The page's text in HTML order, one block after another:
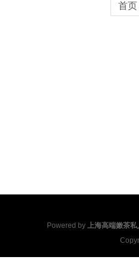
首页
Powered by 上海高端嫩茶私